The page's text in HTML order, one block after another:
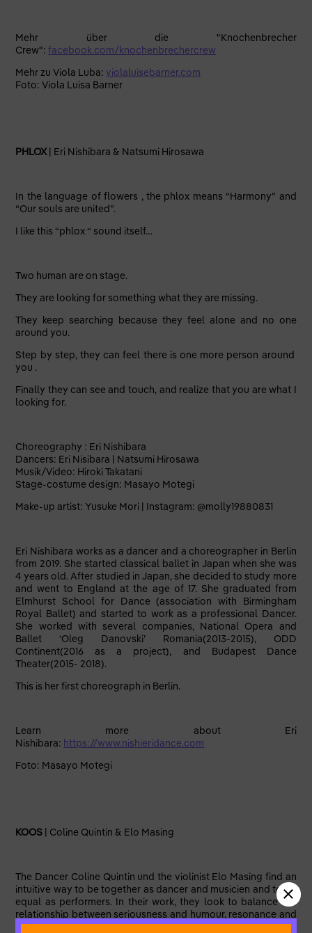
Mehr über die "Knochenbrecher
Crew":facebook.com/knochenbrechercrew
Mehr zu Viola Luba: violaluisebarner.com
Foto: Viola Luisa Barner
PHLOX| Eri Nishibara & Natsumi Hirosawa
In the language of flowers , the phlox means “Harmony” and
“Our souls are united”.
I like this “phlox “ sound itself…
Two human are on stage.
They are looking for something what they are missing.
They keep searching because they feel alone and no one
around you.
Step by step, they can feel there is one more person around
you .
Finally they can see and touch, and realize that you are what I
looking for.
Choreography : Eri Nishibara
Dancers: Eri Nisibara | Natsumi Hirosawa
Musik/Video: Hiroki Takatani
Stage-costume design: Masayo Motegi
Make-up artist: Yusuke Mori | Instagram: @molly19880831
Eri Nishibara works as a dancer and a choreographer in Berlin
from 2019. She started classical ballet in Japan when she was
4 years old. After studied in Japan, she decided to study more
and went to England at the age of 17. She graduated from
Elmhurst School for Dance (association with Birmingham
Royal Ballet) and started to work as a professional Dancer.
She worked with several companies, National Opera and
Ballet ‘Oleg Danovski’ Romania(2013-2015), ODD
Continent(2016 as a project), and Budapest Dance
Theater(2015- 2018).
This is her first choreograph in Berlin.
Learn more about Eri
Nishibara: https://www.nishieridance.com
Foto: Masayo Motegi
KOOS | Coline Quintin & Elo Masing
The Dancer Coline Quintin und the violinist Elo Masing find an
intuitive way to be together as dancer and musicien and to be
equal as performers. In their work, they look to balance the
relationship between seriousness and humour, resonance and
memories, listening to movement and playing with the music.